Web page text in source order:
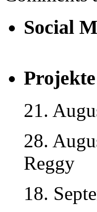
Social
21.
28.
Reggy
18.